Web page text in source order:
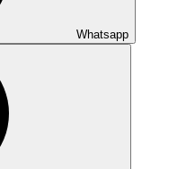
Whatsapp